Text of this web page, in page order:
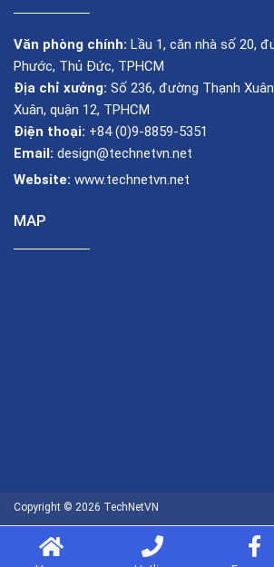
Văn phòng chính: Lầu 1, căn nhà số 20,
Phước, Thủ Đức, TPHCM
Địa chỉ xưởng: Số 236, đường Thạnh
Xuân, quận 12, TPHCM
Điện thoại: +84 (0)9-8859-5351
Email: design@technetvn.net
Website: www.technetvn.net
MAP
Copyright © 2026 TechNetVN